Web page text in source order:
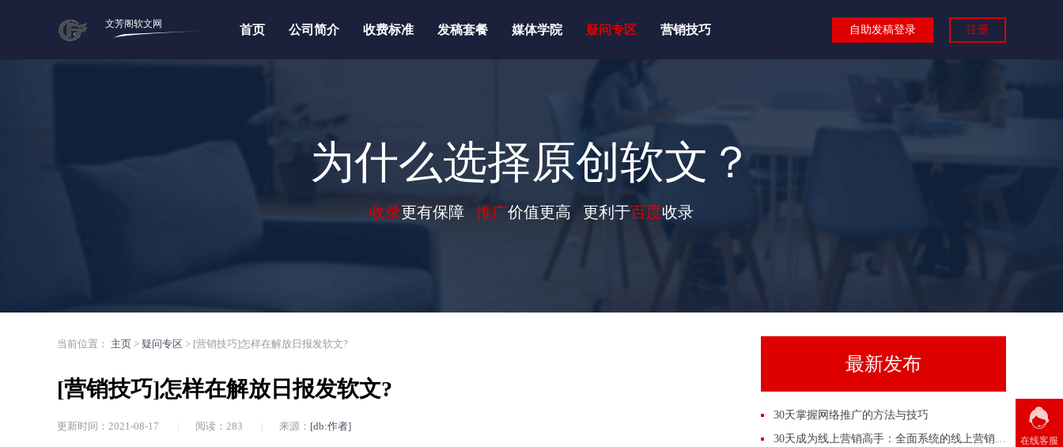
文芳阁软文网 首页 公司简介 收费标准 发稿套餐 媒体学院 疑问专区 营销技巧 自助发稿登录 注册
为什么选择原创软文？
收录更有保障 推广价值更高 更利于百度收录
当前位置： 主页 > 疑问专区 > [营销技巧]怎样在解放日报发软文?
[营销技巧]怎样在解放日报发软文?
更新时间：2021-08-17 阅读： 283 来源： [db:作者]
最新发布
30天掌握网络推广的方法与技巧
30天成为线上营销高手：全面系统的线上营销培训
在线客服